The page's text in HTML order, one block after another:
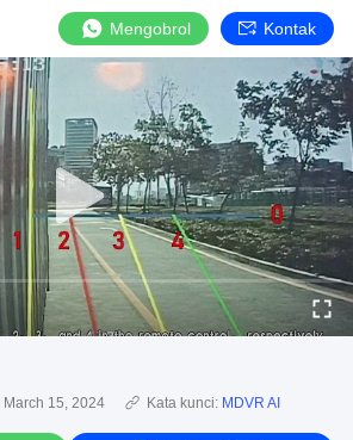
Mengobrol Kontak
March 15, 2024 Kata kunci: MDVR AI